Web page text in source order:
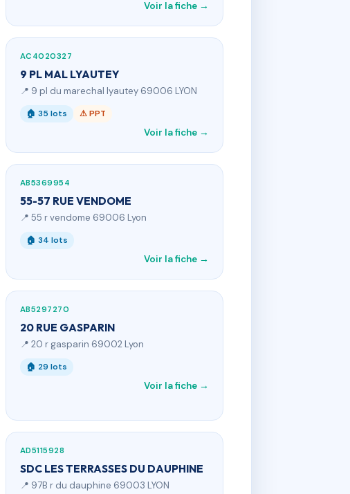
Voir la fiche →
AC4020327
9 PL MAL LYAUTEY
📍 9 pl du marechal lyautey 69006 LYON
🏠 35 lots ⚠ PPT
Voir la fiche →
AB5369954
55-57 RUE VENDOME
📍 55 r vendome 69006 Lyon
🏠 34 lots
Voir la fiche →
AB5297270
20 RUE GASPARIN
📍 20 r gasparin 69002 Lyon
🏠 29 lots
Voir la fiche →
AD5115928
SDC LES TERRASSES DU DAUPHINE
📍 97B r du dauphine 69003 LYON